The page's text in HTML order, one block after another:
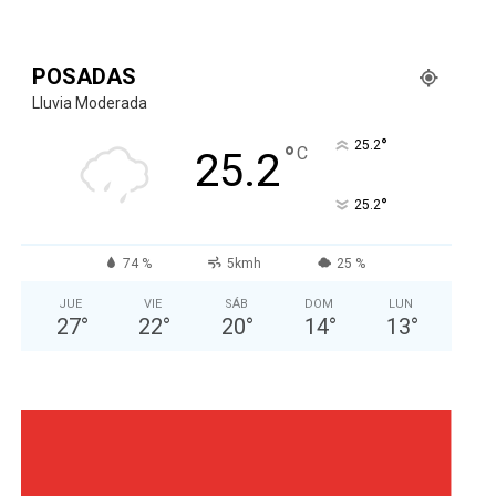
POSADAS
Lluvia Moderada
25.2°C 25.2°
25.2°
74 % 5kmh 25 %
JUE
27°
VIE
22°
SÁB
20°
DOM
14°
LUN
13°